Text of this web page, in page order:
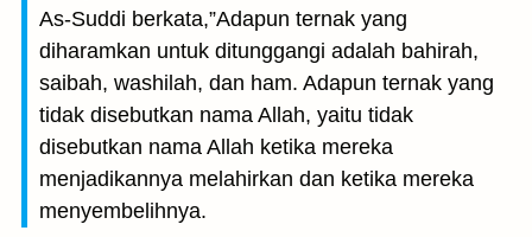
As-Suddi berkata,”Adapun ternak yang
diharamkan untuk ditunggangi adalah bahirah,
saibah, washilah, dan ham. Adapun ternak yang
tidak disebutkan nama Allah, yaitu tidak
disebutkan nama Allah ketika mereka
menjadikannya melahirkan dan ketika mereka
menyembelihnya.